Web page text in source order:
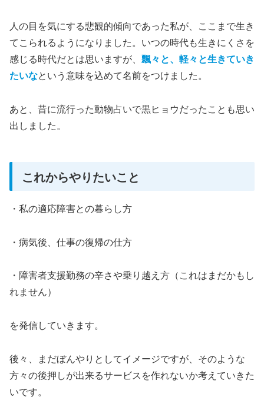
人の目を気にする悲観的傾向であった私が、ここまで生き
てこられるようになりました。いつの時代も生きにくさを
感じる時代だとは思いますが、 飄々と、軽々と生きていき
たいなという意味を込めて名前をつけました。
あと、昔に流行った動物占いで黒ヒョウだったことも思い
出しました。
これからやりたいこと
・私の適応障害との暮らし方
・病気後、仕事の復帰の仕方
・障害者支援勤務の辛さや乗り越え方（これはまだかもし
れません）
を発信していきます。
後々、まだぼんやりとしてイメージですが、そのような
方々の後押しが出来るサービスを作れないか考えていきた
いです。